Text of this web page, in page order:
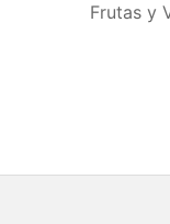
Frutas y